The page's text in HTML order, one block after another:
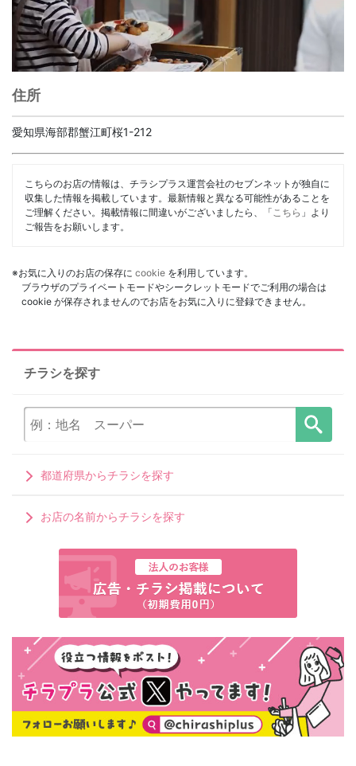
住所
愛知県海部郡蟹江町桜1-212
こちらのお店の情報は、チラシプラス運営会社のセブンネットが独自に
収集した情報を掲載しています。最新情報と異なる可能性があることを
ご理解ください。掲載情報に間違いがございましたら、「 こちら 」より
ご報告をお願いします。
※お気に入りのお店の保存に cookie を利用しています。
ブラウザのプライベートモードやシークレットモードでご利用の場合は
cookie が保存されませんのでお店をお気に入りに登録できません。
チラシを探す
都道府県からチラシを探す
お店の名前からチラシを探す